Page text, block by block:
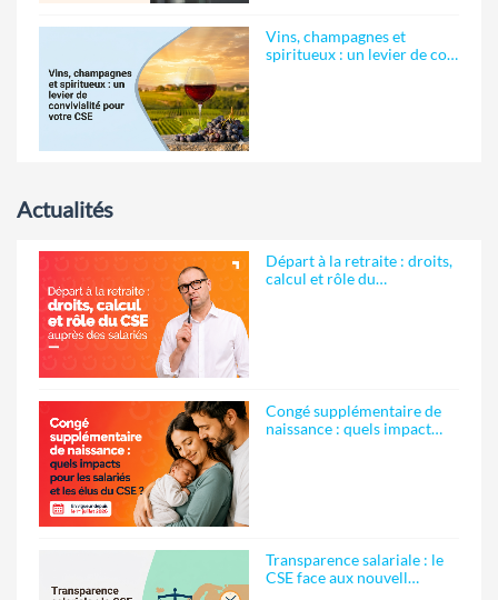
Vins, champagnes et
spiritueux : un levier de co…
Actualités
Départ à la retraite : droits,
calcul et rôle du…
Congé supplémentaire de
naissance : quels impact…
Transparence salariale : le
CSE face aux nouvell…